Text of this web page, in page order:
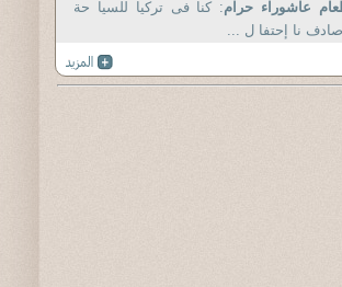
عاشوراء حرام: كنا فى تركيا للسيا حة
نا إحتفا ل ...